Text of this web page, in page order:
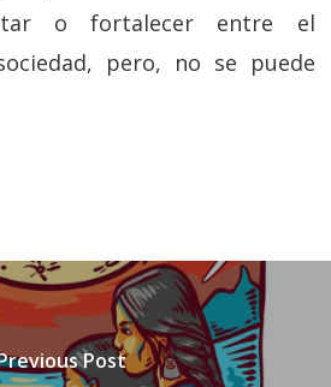
o fortalecer entre el
pero, no se puede
Post